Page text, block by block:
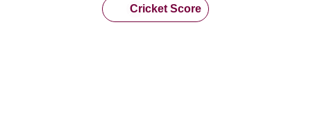
Cricket Score